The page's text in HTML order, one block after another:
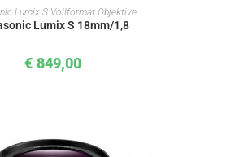
IN DEN WARENKORB
Lumix S Vollformat Objektive
Lumix S 18mm/1,8
€ 849,00